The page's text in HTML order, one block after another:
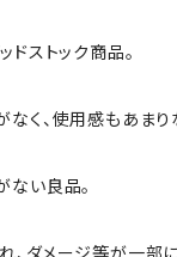
ドストック商品。
なく、使用感もあま
ない良品。
、ダメージ等が一部